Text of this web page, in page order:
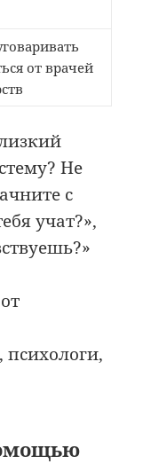
от врачей
Не
с
учат?»,
психологи,